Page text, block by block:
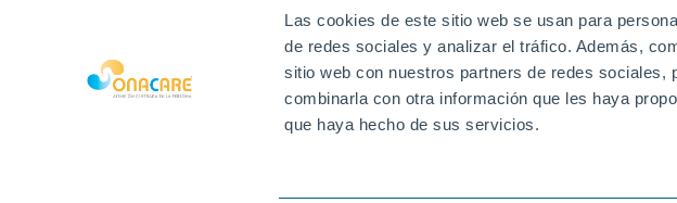
Las cookies de este sitio web se usan para
de redes sociales y analizar el tráfico. Además,
sitio web con nuestros partners de redes sociales,
combinarla con otra información que les haya
que haya hecho de sus servicios.
Contacto Canal de
Aviso Legal